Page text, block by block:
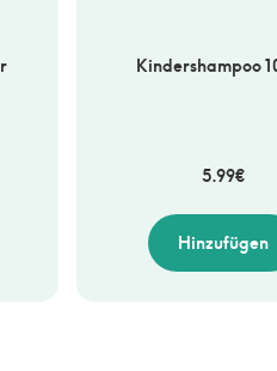
Kindershampoo
5.99€
Hinzufügen